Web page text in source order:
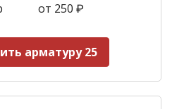
от 250 ₽
арматуру 25